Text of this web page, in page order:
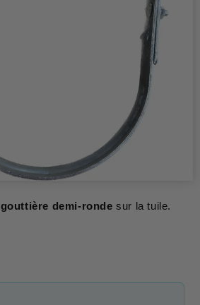
gouttière demi-ronde sur la tuile.